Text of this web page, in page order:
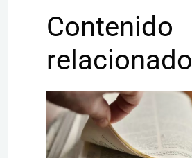
Contenido
relacionado